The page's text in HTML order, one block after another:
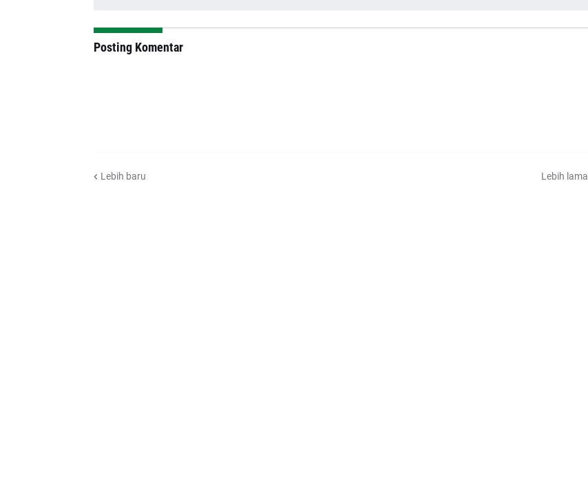
Posting Komentar
Lebih baru Lebih lama